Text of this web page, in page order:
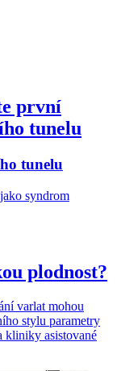
první
tunelu
tunelu
syndrom
plodnost?
varlat mohou
stylu parametry
kliniky asistované